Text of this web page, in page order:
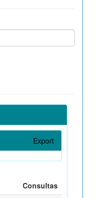
Export
Consultas